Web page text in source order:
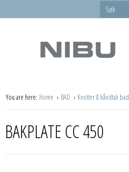
You are here: Home BAD Knotter & håndtak bad
BAKPLATE CC 450